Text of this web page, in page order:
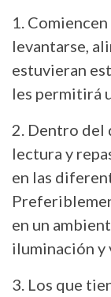
1.
levantarse,
estuvieran
les permitirá
2. Dentro del
lectura y
en las
en un
iluminación y
3. Los que